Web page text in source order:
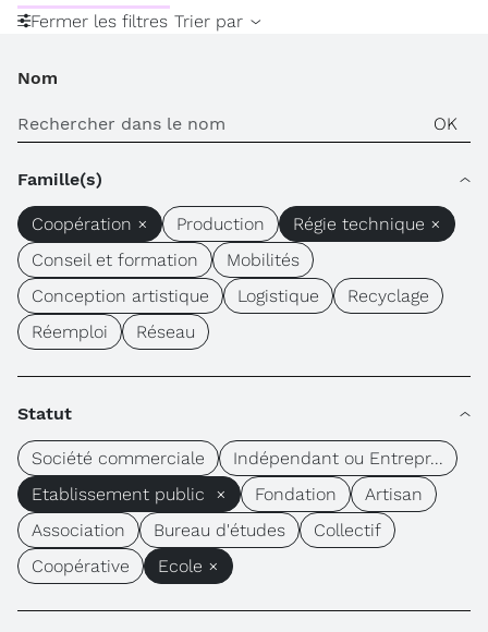
Fermer les filtres Trier par
Nom
Famille(s)
Coopération × Production
Régie technique ×
Conseil et formation
Mobilités
Conception artistique
Logistique
Recyclage
Réemploi
Réseau
Statut
Société commerciale
Indépendant ou Entrepr...
Etablissement public ×
Fondation
Artisan
Association
Bureau d'études
Collectif
Coopérative
Ecole ×